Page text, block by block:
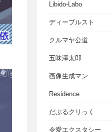
Libido-Labo
ディーブルスト
クルマヤ公道
五味滓太郎
画像生成マン
Residence
だぶるクリっく
令愛エクスタシー